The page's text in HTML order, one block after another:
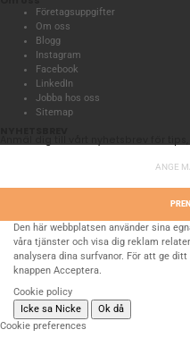
Företagsuppgifter
Om oss
Blogg
Instagram
Facebook
LinkedIn
Jobba hos oss
Sitemap
Den här webbplatsen använder sina
våra tjänster och visa dig reklam
analysera dina surfvanor. För att ge
knappen Acceptera.
Cookie policy
Icke sa Nicke
Ok då
Cookie preferences